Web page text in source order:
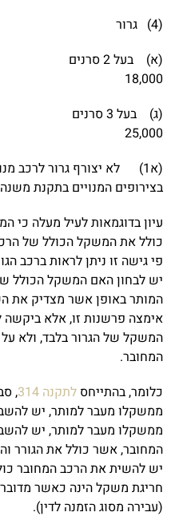
(4) גרור
(א)
18,000
(ג)
25,000
(א1) לא יצורף גרור לרכב
בצירופים המנויים בתקנת משנה
עיון בדוגמאות לעיל מעלה
כולל את המשקל הכולל של
פי גישה זו ניתן לראות ברכב
יש לבחון האם המשקל הכולל
המותר באופן אשר מצדיק את
אימצה פרשנות זו, אלא
המשקל של הגרור בלבד, ולא
המחובר.
כלומר, בהתייחס לתקנה 314
,
ממשקלו מעבר למותר, יש
ממשקלו מעבר למותר, יש
המחובר, אשר כולל את הגורר
יש להשית את הרכב המחובר
(עבירה מסוג הזמנה לדין).